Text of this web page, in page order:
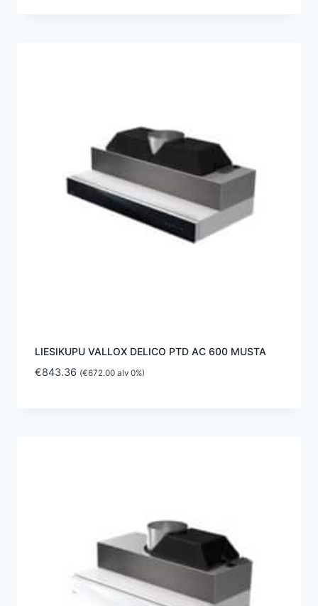
LIESIKUPU VALLOX DELICO PTD AC 600 MUSTA
€843.36 (€672.00alv 0%)